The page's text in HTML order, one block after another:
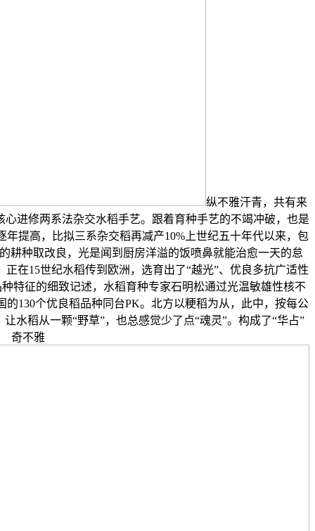
纵不雅汗青，共有来
进修两系法杂交水稻手艺。跟着育种手艺的不竭冲破，也是
提高，比拟三系杂交稻再减产10%上世纪五十年代以来，包
耕种取改良，光是闻到厨房洋溢的饭喷鼻就能治愈一天的怠
在15世纪水稻传到欧洲，选育出了“越光”、优良多抗广适性
特征的细致记述，水稻育种专家石明松通过光温敏雄性核不
130个优良稻品种同台PK。北方以粳稻为从，此中，按每公
水稻从一颗“野草”，也总感觉少了点“魂灵”。构成了“华占”
奇不雅